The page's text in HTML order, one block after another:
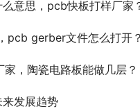
意思，pcb快板打样厂家
pcb gerber文件怎么打开？
，陶瓷电路板能做几层？
发展趋势